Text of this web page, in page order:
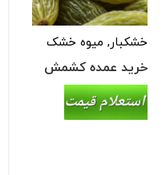
خشکبار, میوه خشک
خرید عمده کشمش
سبز قلمی